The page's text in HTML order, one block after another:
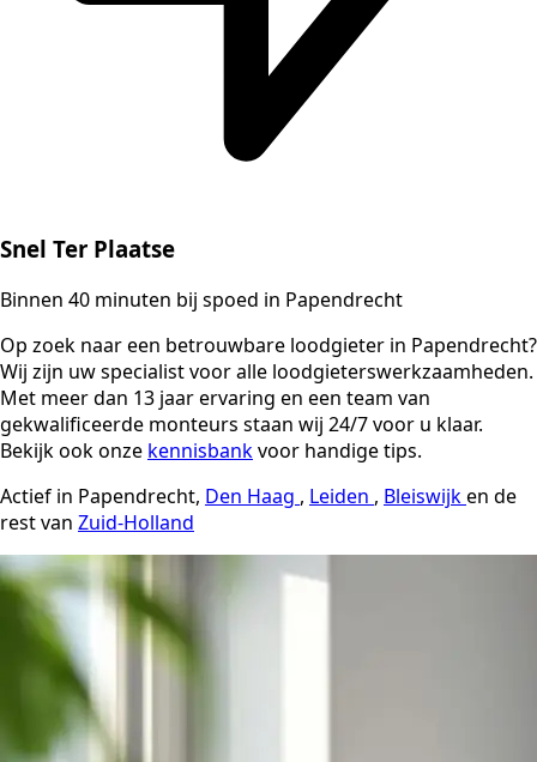
Snel Ter Plaatse
Binnen 40 minuten bij spoed in Papendrecht
Op zoek naar een betrouwbare loodgieter in Papendrecht?
Wij zijn uw specialist voor alle loodgieterswerkzaamheden.
Met meer dan 13 jaar ervaring en een team van
gekwalificeerde monteurs staan wij 24/7 voor u klaar.
Bekijk ook onze kennisbankvoor handige tips.
Actief in Papendrecht, Den Haag , Leiden , Bleiswijken de
rest van Zuid-Holland